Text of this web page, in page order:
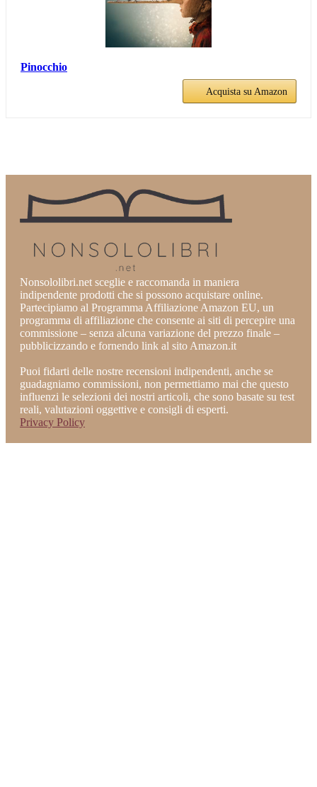
Pinocchio
Acquista su Amazon
Nonsololibri.net sceglie e raccomanda in maniera
indipendente prodotti che si possono acquistare online.
Partecipiamo al Programma Affiliazione Amazon EU, un
programma di affiliazione che consente ai siti di percepire una
commissione – senza alcuna variazione del prezzo finale –
pubblicizzando e fornendo link al sito Amazon.it
Puoi fidarti delle nostre recensioni indipendenti, anche se
guadagniamo commissioni, non permettiamo mai che questo
influenzi le selezioni dei nostri articoli, che sono basate su test
reali, valutazioni oggettive e consigli di esperti.
Privacy Policy